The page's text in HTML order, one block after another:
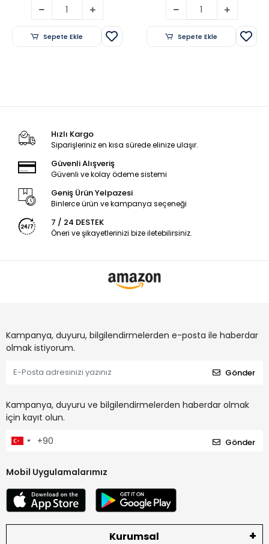
Sepete Ekle Sepete Ekle
Hızlı Kargo
Siparişleriniz en kısa sürede elinize ulaşır.
Güvenli Alışveriş
Güvenli ve kolay ödeme sistemi
Geniş Ürün Yelpazesi
Binlerce ürün ve kampanya seçeneği
7 / 24 DESTEK
Öneri ve şikayetlerinizi bize iletebilirsiniz.
Kampanya, duyuru, bilgilendirmelerden e-posta ile haberdar
olmak istiyorum.
Gönder
Kampanya, duyuru ve bilgilendirmelerden haberdar olmak
için kayıt olun.
Gönder
Mobil Uygulamalarımız
Kurumsal